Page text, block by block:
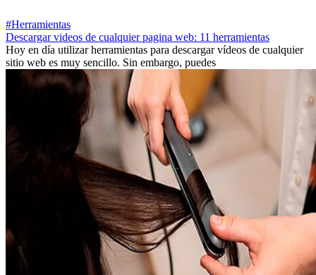
#Herramientas
Descargar videos de cualquier pagina web: 11 herramientas
Hoy en día utilizar herramientas para descargar vídeos de cualquier
sitio web es muy sencillo. Sin embargo, puedes